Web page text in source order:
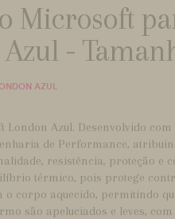
Microsoft
-
AZUL
London Azul. Desenvolvido com
de Performance,
resistência, proteção e
térmico, pois protege
o corpo aquecido, permitindo
são apeluciados e leves,